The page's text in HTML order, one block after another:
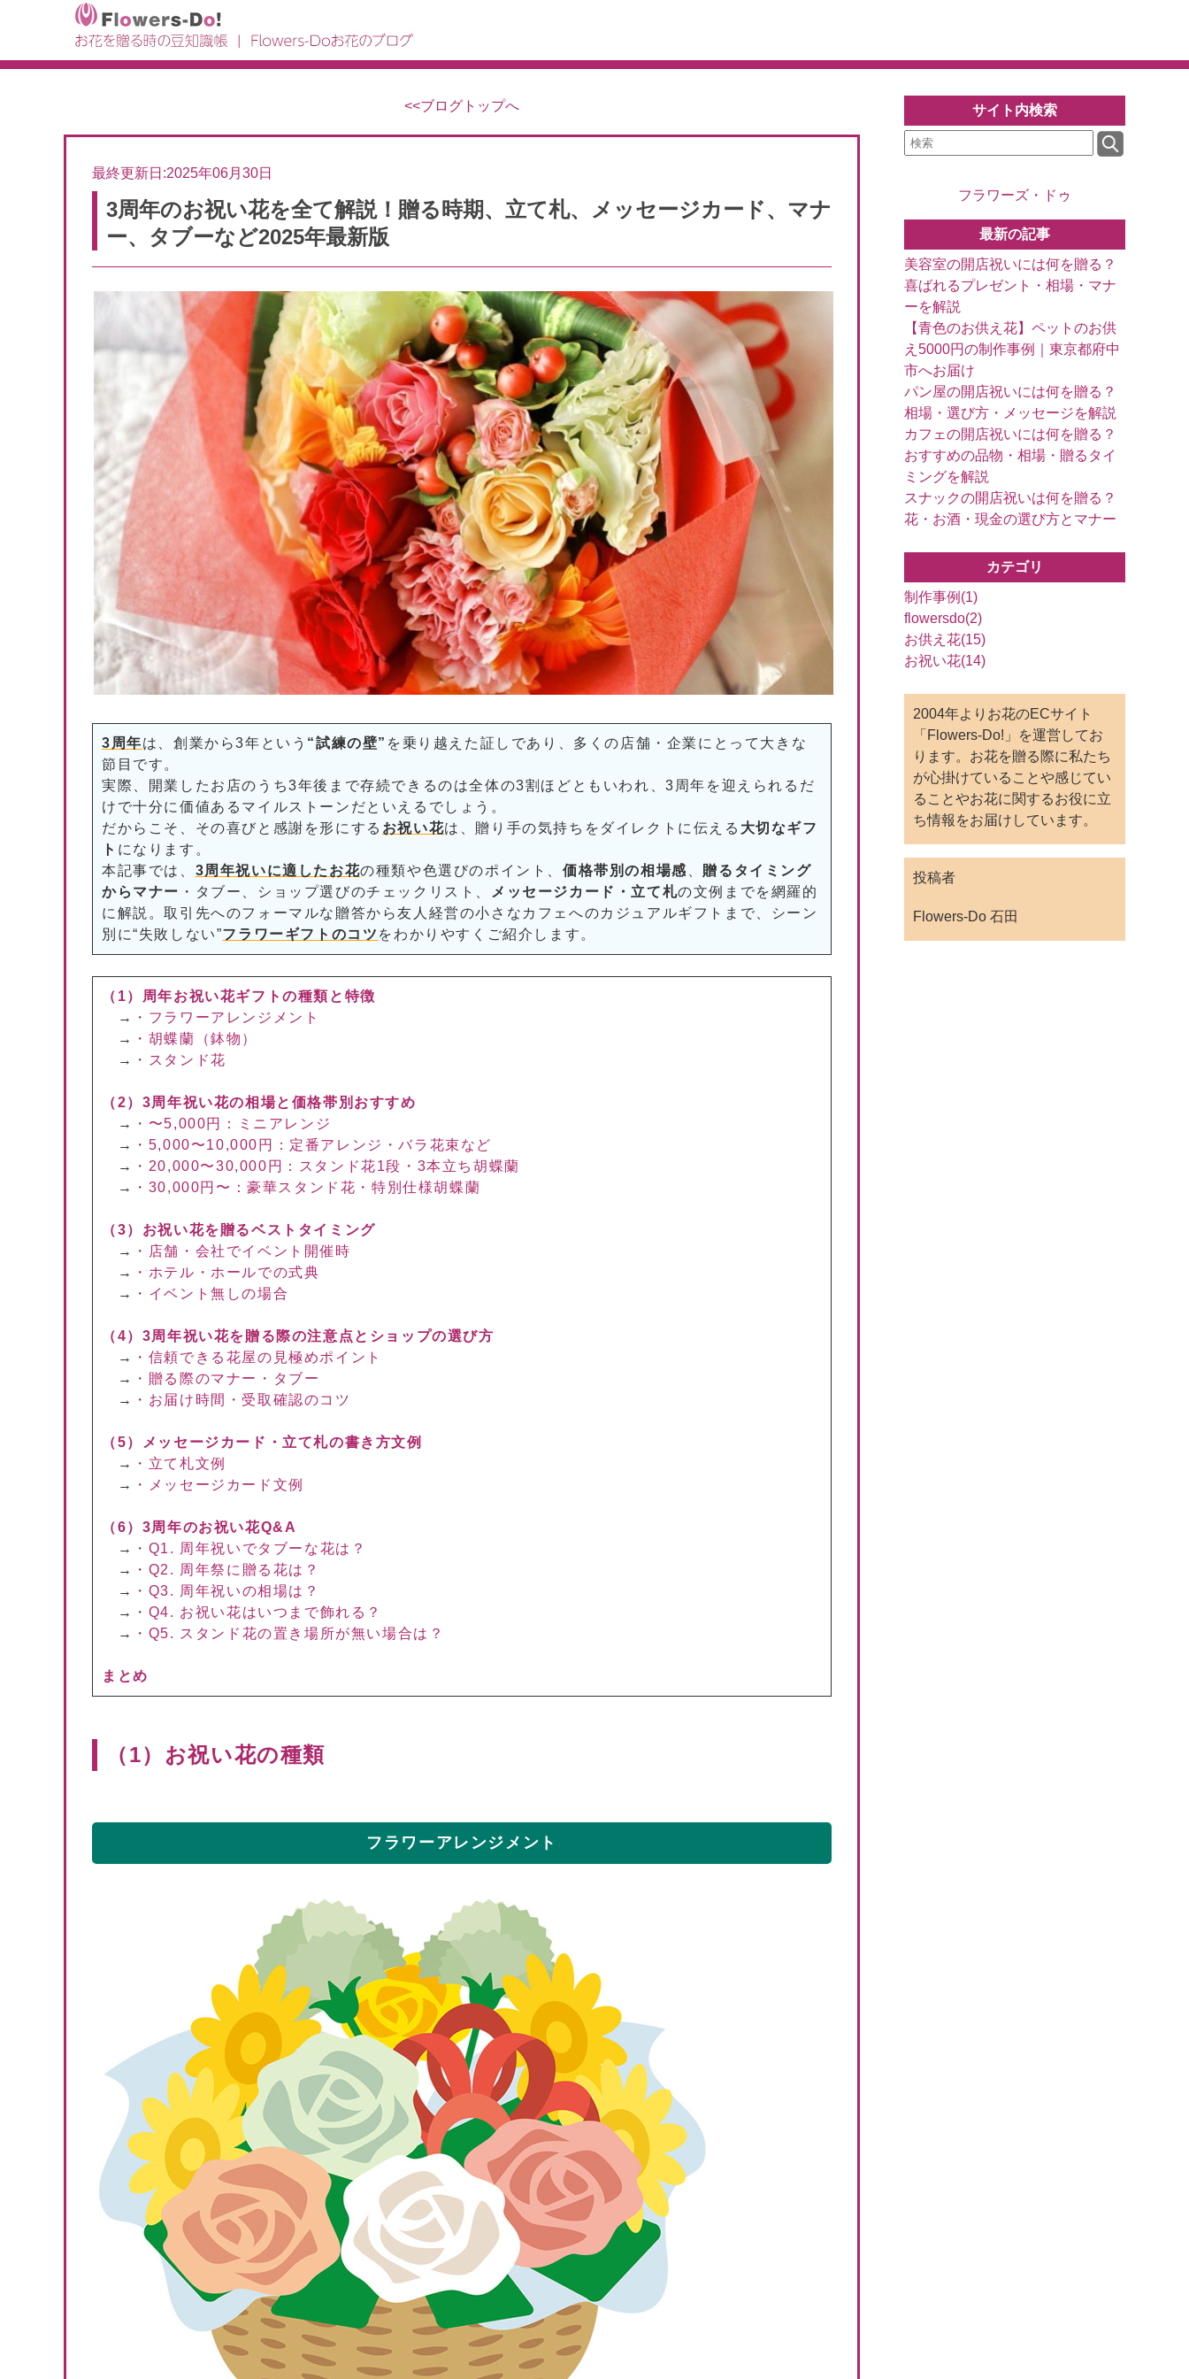
<<ブログトップへ
最終更新日:2025年06月30日
3周年のお祝い花を全て解説！贈る時期、立て札、メッセージカード、マナ
ー、タブーなど2025年最新版
3周年は、創業から3年という “試練の壁” を乗り越えた証しであり、多くの店舗・企業にとって大きな
節目です。
実際、開業したお店のうち3年後まで存続できるのは全体の3割ほどともいわれ、3周年を迎えられるだ
けで十分に価値あるマイルストーンだといえるでしょう。
だからこそ、その喜びと感謝を形にする お祝い花は、贈り手の気持ちをダイレクトに伝える 大切なギフ
ト になります。
本記事では、 3周年祝いに適したお花の種類や色選びのポイント、価格帯別の相場感
贈るタイミング
からマナー ・タブー、ショップ選びのチェックリスト、 メッセージカード・立て札の文例までを網羅的
に解説。取引先へのフォーマルな贈答から友人経営の小さなカフェへのカジュアルギフトまで、シーン
別に“失敗しない”フラワーギフトのコツ をわかりやすくご紹介します。
（1）周年お祝い花ギフトの種類と特徴
→
・フラワーアレンジメント
→
・胡蝶蘭（鉢物）
→
・スタンド花
（2）3周年祝い花の相場と価格帯別おすすめ
→
・〜5,000円：ミニアレンジ
→
・5,000〜10,000円：定番アレンジ・バラ花束など
→
・20,000〜30,000円：スタンド花1段・3本立ち胡蝶蘭
→
・30,000円〜：豪華スタンド花・特別仕様胡蝶蘭
（3）お祝い花を贈るベストタイミング
→
・店舗・会社でイベント開催時
→
・ホテル・ホールでの式典
→
・イベント無しの場合
（4）3周年祝い花を贈る際の注意点とショップの選び方
→
・信頼できる花屋の見極めポイント
→
・贈る際のマナー・タブー
→
・お届け時間・受取確認のコツ
（5）メッセージカード・立て札の書き方文例
→
・立て札文例
→
・メッセージカード文例
（6）3周年のお祝い花Q&A
→
・Q1. 周年祝いでタブーな花は？
→
・Q2. 周年祭に贈る花は？
→
・Q3. 周年祝いの相場は？
→
・Q4. お祝い花はいつまで飾れる？
→
・Q5. スタンド花の置き場所が無い場合は？
まとめ
（1）お祝い花の種類
フラワーアレンジメント
サイト内検索
フラワーズ・ドゥ
最新の記事
美容室の開店祝いには何を贈る？
喜ばれるプレゼント・相場・マナ
ーを解説
【青色のお供え花】ペットのお供
え5000円の制作事例｜東京都府中
市へお届け
パン屋の開店祝いには何を贈る？
相場・選び方・メッセージを解説
カフェの開店祝いには何を贈る？
おすすめの品物・相場・贈るタイ
ミングを解説
スナックの開店祝いは何を贈る？
花・お酒・現金の選び方とマナー
カテゴリ
制作事例(1)
flowersdo(2)
お供え花(15)
お祝い花(14)
2004年よりお花のECサイト
「Flowers-Do!」を運営してお
ります。お花を贈る際に私たち
が心掛けていることや感じてい
ることやお花に関するお役に立
ち情報をお届けしています。
投稿者
Flowers-Do 石田